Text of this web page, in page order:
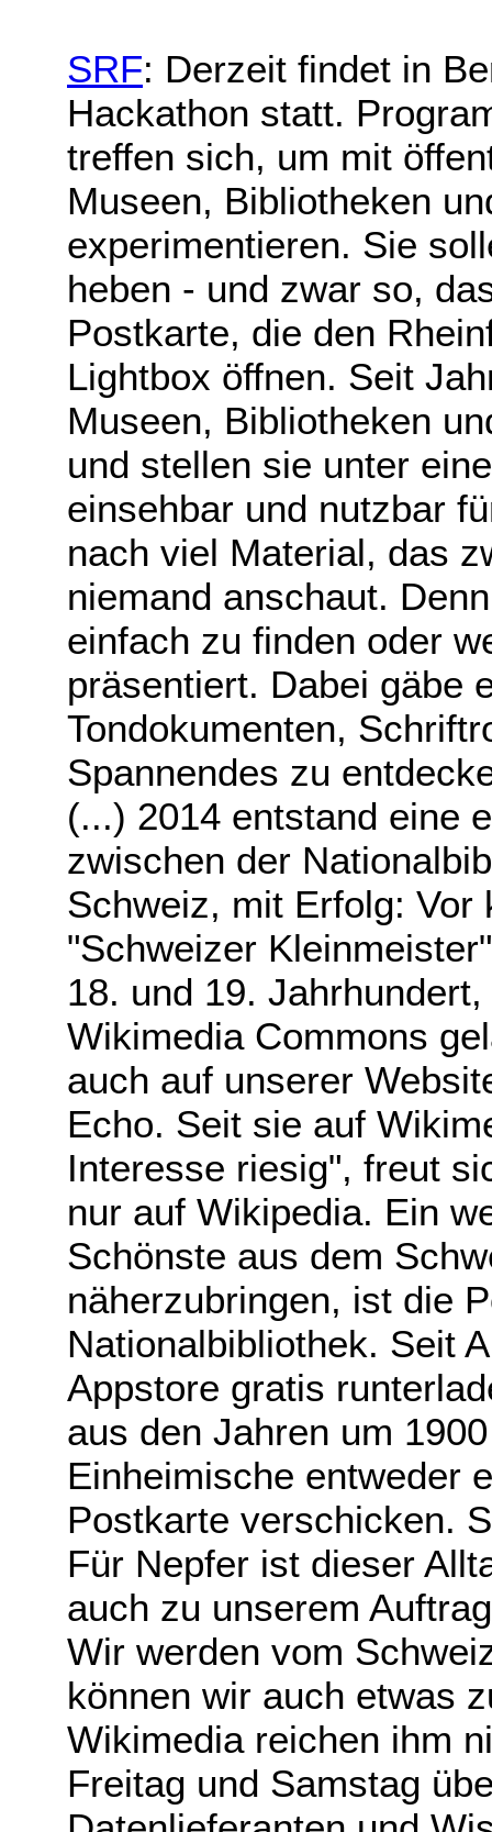
SRF: Derzeit findet in
Hackathon statt.
treffen sich, um mit
Museen, Bibliotheken
experimentieren. Sie
heben - und zwar so,
Postkarte, die den
Lightbox öffnen. Seit
Museen, Bibliotheken
und stellen sie unter
einsehbar und nutzbar
nach viel Material, das
niemand anschaut.
einfach zu finden oder
präsentiert. Dabei gäbe
Tondokumenten,
Spannendes zu
(...) 2014 entstand eine
zwischen der
Schweiz, mit Erfolg: Vor
"Schweizer
18. und 19.
Wikimedia Commons
auch auf unserer
Echo. Seit sie auf
Interesse riesig", freut
nur auf Wikipedia. Ein
Schönste aus dem
näherzubringen, ist die
Nationalbibliothek. Seit
Appstore gratis
aus den Jahren um
Einheimische entweder
Postkarte verschicken.
Für Nepfer ist dieser
auch zu unserem
Wir werden vom
können wir auch etwas
Wikimedia reichen ihm
Freitag und Samstag